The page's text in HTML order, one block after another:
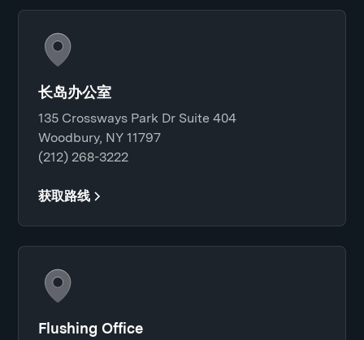
长岛办公室
135 Crossways Park Dr Suite 404
Woodbury, NY 11797
(212) 268-3222
获取路线
Flushing Office